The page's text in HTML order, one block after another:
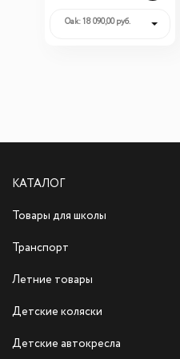
Oak: 18 090,00 руб.
КАТАЛОГ
Товары для школы
Транспорт
Летние товары
Детские коляски
Детские автокресла